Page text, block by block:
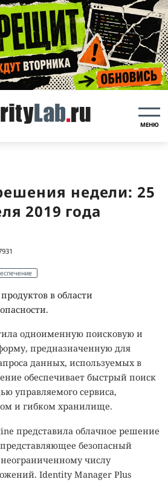
МЕНЮ
недели: 25
2019 года
в области
одноименную поисковую и
предназначенную для
данных, используемых в
обеспечивает быстрый поиск
управляемого сервиса,
и гибком хранилище.
представила облачное решение
безопасный
числу
Identity Manager Plus